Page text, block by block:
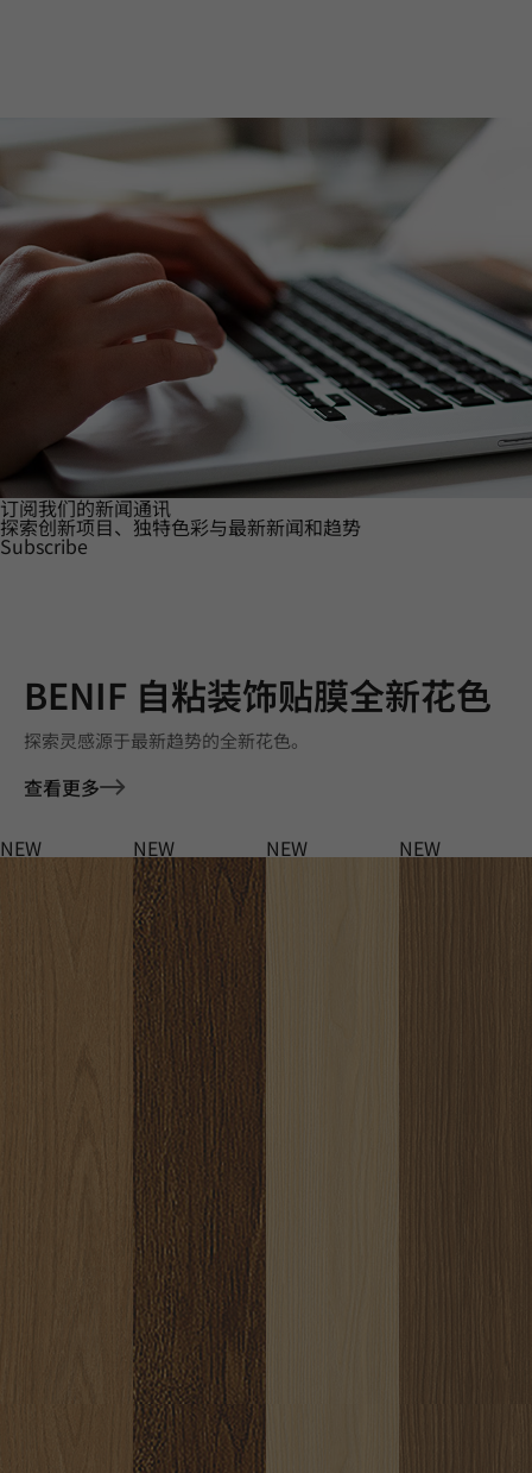
订阅我们的新闻通讯
探索创新项目、独特色彩与最新新闻和趋势
Subscribe
BENIF 自粘装饰贴膜全新花色
探索灵感源于最新趋势的全新花色。
查看更多
NEW NEW NEW NEW